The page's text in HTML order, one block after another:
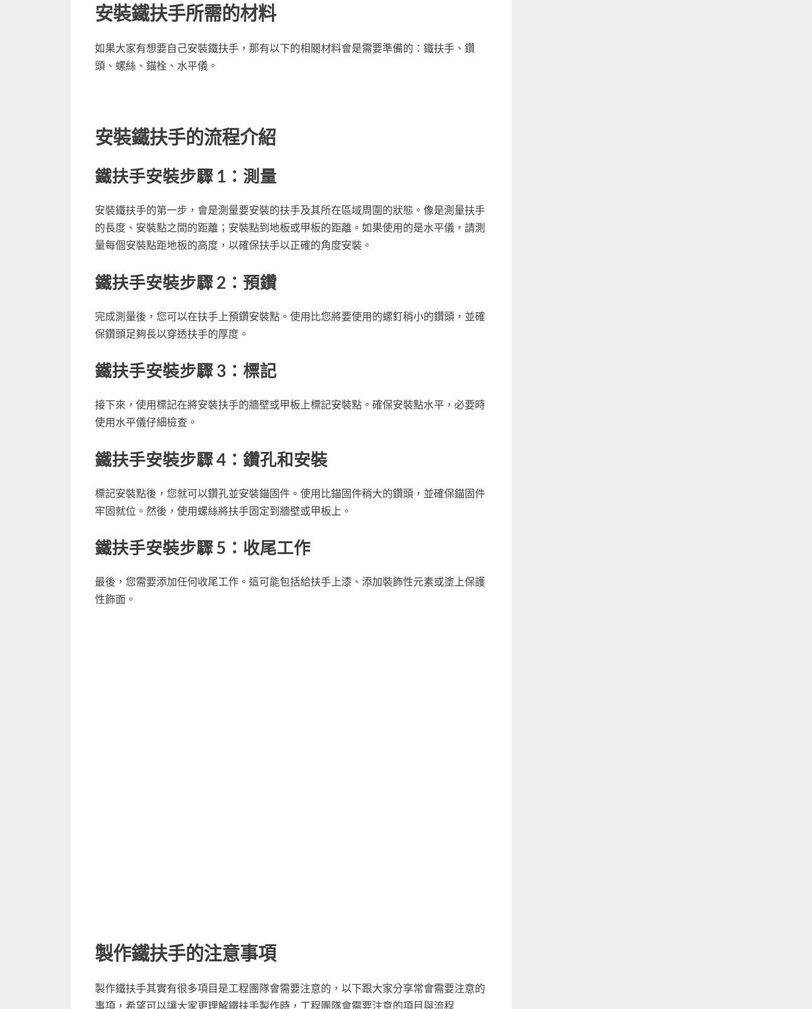
安裝鐵扶手所需的材料
如果大家有想要自己安裝鐵扶手，那有以下的相關材料會是需要準備的：鐵扶手、鑽
頭、螺絲、錨栓、水平儀。
安裝鐵扶手的流程介紹
鐵扶手安裝步驟 1：測量
安裝鐵扶手的第一步，會是測量要安裝的扶手及其所在區域周圍的狀態。像是測量扶手
的長度、安裝點之間的距離；安裝點到地板或甲板的距離。如果使用的是水平儀，請測
量每個安裝點距地板的高度，以確保扶手以正確的角度安裝。
鐵扶手安裝步驟 2：預鑽
完成測量後，您可以在扶手上預鑽安裝點。使用比您將要使用的螺釘稍小的鑽頭，並確
保鑽頭足夠長以穿透扶手的厚度。
鐵扶手安裝步驟 3：標記
接下來，使用標記在將安裝扶手的牆壁或甲板上標記安裝點。確保安裝點水平，必要時
使用水平儀仔細檢查。
鐵扶手安裝步驟 4：鑽孔和安裝
標記安裝點後，您就可以鑽孔並安裝錨固件。使用比錨固件稍大的鑽頭，並確保錨固件
牢固就位。然後，使用螺絲將扶手固定到牆壁或甲板上。
鐵扶手安裝步驟 5：收尾工作
最後，您需要添加任何收尾工作。這可能包括給扶手上漆、添加裝飾性元素或塗上保護
性飾面。
製作鐵扶手的注意事項
製作鐵扶手其實有很多項目是工程團隊會需要注意的，以下跟大家分享常會需要注意的
事項，希望可以讓大家更理解鐵扶手製作時，工程團隊會需要注意的項目與流程